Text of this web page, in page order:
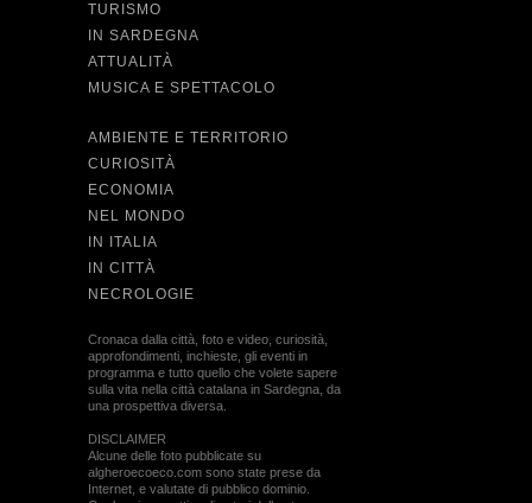
TURISMO
IN SARDEGNA
ATTUALITÀ
MUSICA E SPETTACOLO
AMBIENTE E TERRITORIO
CURIOSITÀ
ECONOMIA
NEL MONDO
IN ITALIA
IN CITTÀ
NECROLOGIE
Cronaca dalla città, foto e video, curiosità,
approfondimenti, inchieste, gli eventi in
programma e tutto quello che volete sapere
sulla vita nella città catalana in Sardegna, da
una prospettiva diversa.
DISCLAIMER
Alcune delle foto pubblicate su
algheroecoeco.com sono state prese da
Internet, e valutate di pubblico dominio.